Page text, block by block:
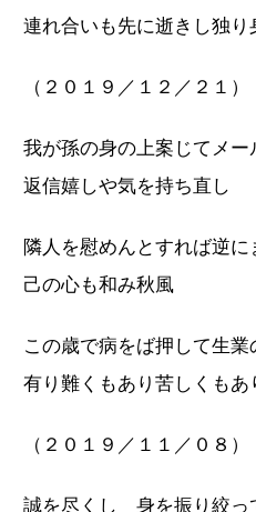
連れ合いも先に逝きし独り
（２０１９／１２／２１）
我が孫の身の上案じてメー
返信嬉しや気を持ち直し
隣人を慰めんとすれば逆に
己の心も和み秋風
この歳で病をば押して生業
有り難くもあり苦しくもあ
（２０１９／１１／０８）
誠を尽くし 身を振り絞っ